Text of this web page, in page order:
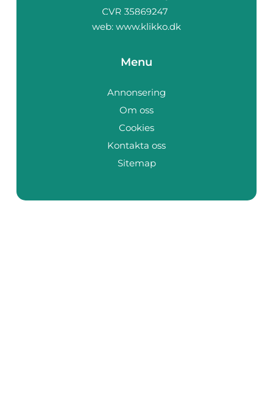
web: www.klikko.dk
Menu
Annonsering
Om oss
Cookies
Kontakta oss
Sitemap